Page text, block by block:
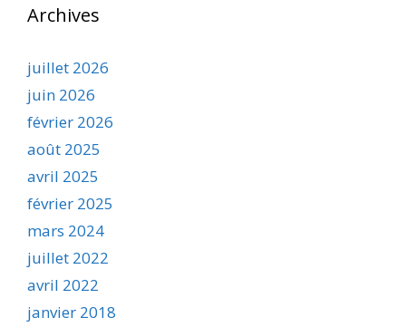
Archives
juillet 2026
juin 2026
février 2026
août 2025
avril 2025
février 2025
mars 2024
juillet 2022
avril 2022
janvier 2018